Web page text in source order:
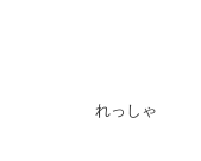
っしゃ